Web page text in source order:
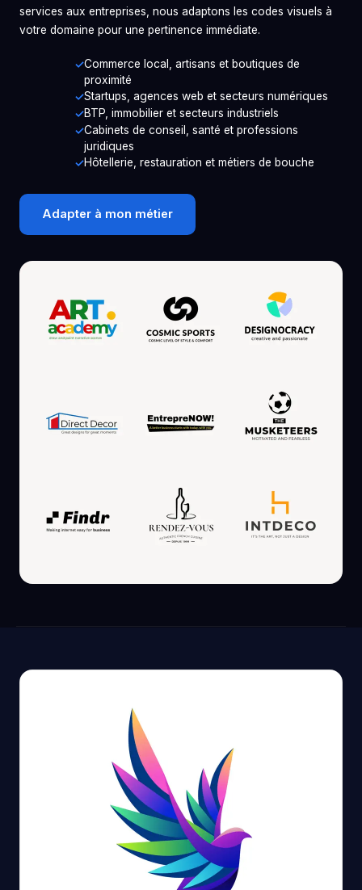
services aux entreprises, nous adaptons les codes visuels à
votre domaine pour une pertinence immédiate.
Commerce local, artisans et boutiques de
proximité
Startups, agences web et secteurs numériques
BTP, immobilier et secteurs industriels
Cabinets de conseil, santé et professions
juridiques
Hôtellerie, restauration et métiers de bouche
Adapter à mon métier